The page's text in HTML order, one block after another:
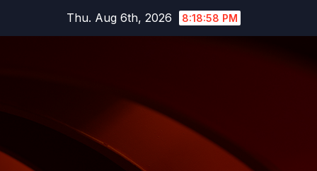
Thu. Aug 6th, 2026 8:18:59 PM